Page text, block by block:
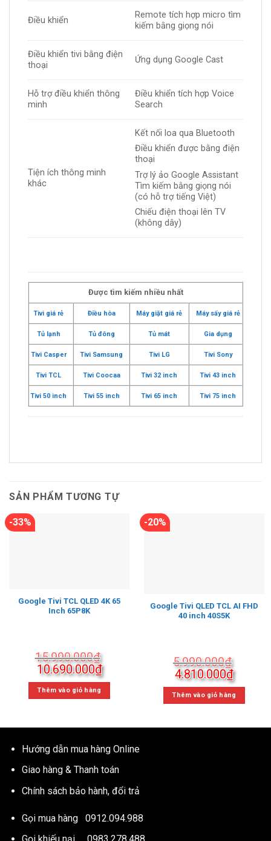
Điều khiển
Remote tích hợp micro tìm
kiếm bằng giọng nói
Điều khiển tivi bằng điện
thoại
Ứng dụng Google Cast
Hỗ trợ điều khiển thông
minh
Điều khiển tích hợp Voice
Search
Tiện ích thông minh
khác
Kết nối loa qua Bluetooth
Điều khiển được bằng điện
thoại
Trợ lý ảo Google Assistant
Tìm kiếm bằng giọng nói
(có hỗ trợ tiếng Việt)
Chiếu điện thoại lên TV
(không dây)
Được tìm kiếm nhiều nhất
Tivi giá rẻ Điều hòa Máy giặt giá rẻ Máy sấy giá rẻ
Tủ lạnh Tủ đông Tủ mát Gia dụng
Tivi Casper Tivi Samsung Tivi LG Tivi Sony
Tivi TCL Tivi Coocaa Tivi 32 inch Tivi 43 inch
Tivi 50 inch Tivi 55 inch Tivi 65 inch Tivi 75 inch
SẢN PHẨM TƯƠNG TỰ
-33%
Google Tivi TCL QLED 4K 65
Inch 65P8K
15.990.000₫
Giá
gốc
là:
10.690.000₫Giá
hiện
Thêm vào giỏ hàng
-20%
Google Tivi QLED TCL AI FHD
40 inch 40S5K
5.990.000₫
Giá
gốc
là:
4.810.000₫Giá
hiện
tại
Thêm vào giỏ hàng
Hướng dẫn mua hàng Online
Giao hàng & Thanh toán
Chính sách bảo hành, đổi trả
Gọi mua hàng 0912.094.988